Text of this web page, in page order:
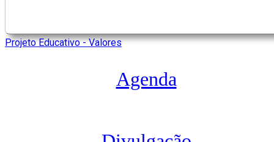
Projeto Educativo - Valores
Agenda